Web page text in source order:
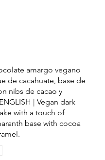
amargo vegano
de cacahuate, base de
nibs de cacao y
| Vegan dark
with a touch of
base with cocoa